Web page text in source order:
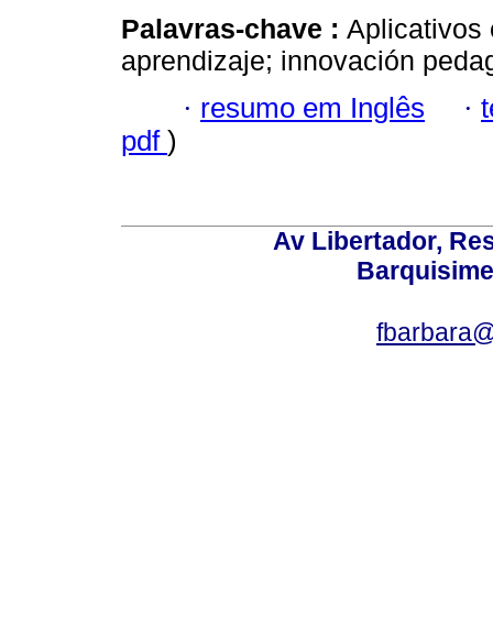
Palavras-chave : Aplicativos
aprendizaje; innovación
· resumo em Inglês ·
pdf )
Av Libertador,